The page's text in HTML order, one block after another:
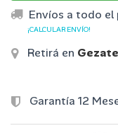
Envíos a todo el
¡CALCULAR ENVÍO!
Retirá en
Garantía 12